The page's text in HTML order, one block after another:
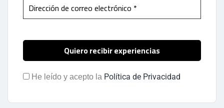
He leído y acepto la Política de Privacidad